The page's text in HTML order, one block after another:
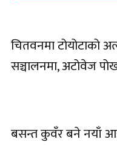
चितवनमा टोयोटाको
सञ्चालनमा, अटोवेज
बसन्त कुवँर बने नयाँ